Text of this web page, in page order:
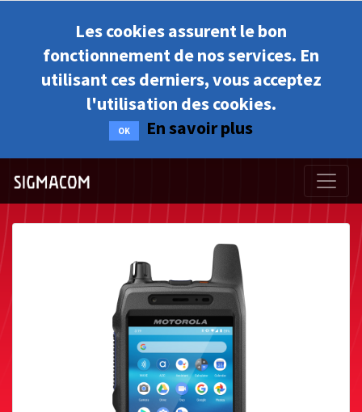
Les cookies assurent le bon
fonctionnement de nos services. En
utilisant ces derniers, vous acceptez
l'utilisation des cookies.
OK En savoir plus